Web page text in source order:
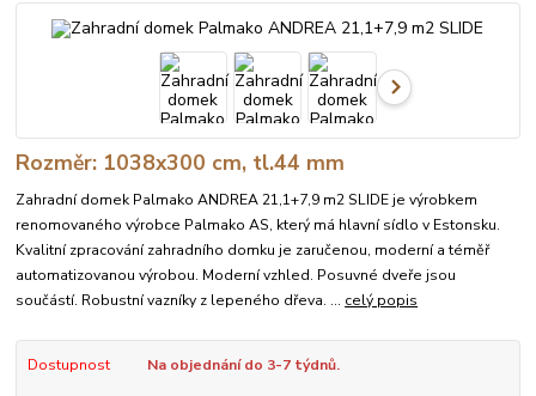
Rozměr: 1038x300 cm, tl.44 mm
Zahradní domek Palmako ANDREA 21,1+7,9 m2 SLIDE je výrobkem
renomovaného výrobce Palmako AS, který má hlavní sídlo v Estonsku.
Kvalitní zpracování zahradního domku je zaručenou, moderní a téměř
automatizovanou výrobou. Moderní vzhled. Posuvné dveře jsou
součástí. Robustní vazníky z lepeného dřeva. ... celý popis
Dostupnost Na objednání do 3-7 týdnů.